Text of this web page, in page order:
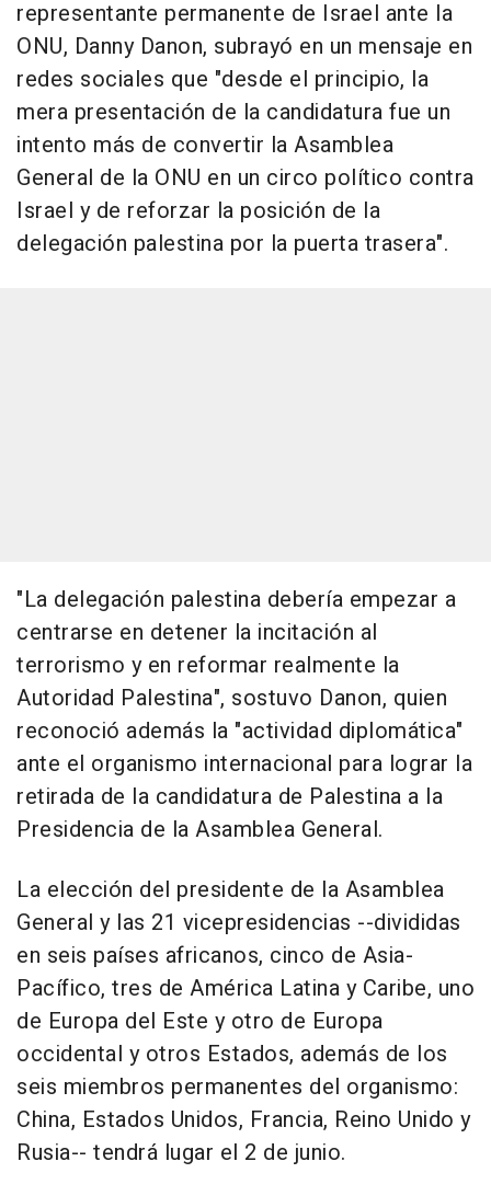
representante permanente de Israel ante la
ONU, Danny Danon, subrayó en un mensaje en
redes sociales que "desde el principio, la
mera presentación de la candidatura fue un
intento más de convertir la Asamblea
General de la ONU en un circo político contra
Israel y de reforzar la posición de la
delegación palestina por la puerta trasera".
"La delegación palestina debería empezar a
centrarse en detener la incitación al
terrorismo y en reformar realmente la
Autoridad Palestina", sostuvo Danon, quien
reconoció además la "actividad diplomática"
ante el organismo internacional para lograr la
retirada de la candidatura de Palestina a la
Presidencia de la Asamblea General.
La elección del presidente de la Asamblea
General y las 21 vicepresidencias --divididas
en seis países africanos, cinco de Asia-
Pacífico, tres de América Latina y Caribe, uno
de Europa del Este y otro de Europa
occidental y otros Estados, además de los
seis miembros permanentes del organismo:
China, Estados Unidos, Francia, Reino Unido y
Rusia-- tendrá lugar el 2 de junio.